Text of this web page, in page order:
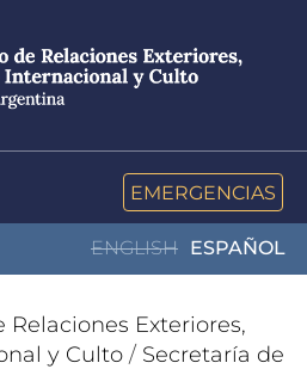
EMERGENCIAS
ENGLISH ESPAÑOL
Relaciones Exteriores,
y Culto / Secretaría de